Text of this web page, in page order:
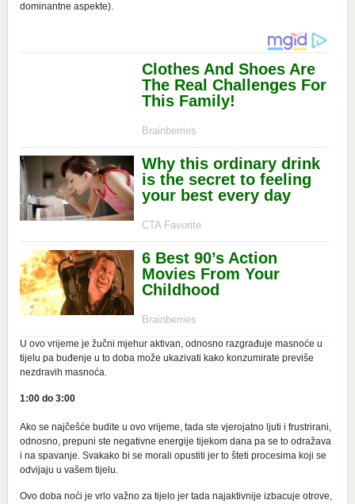
dominantne aspekte).
U ovo vrijeme je žučni mjehur aktivan, odnosno razgrađuje masnoće u
tijelu pa buđenje u to doba može ukazivati kako konzumirate previše
nezdravih masnoća.
1:00 do 3:00
Ako se najčešće budite u ovo vrijeme, tada ste vjerojatno ljuti i frustrirani,
odnosno, prepuni ste negativne energije tijekom dana pa se to odražava
i na spavanje. Svakako bi se morali opustiti jer to šteti procesima koji se
odvijaju u vašem tijelu.
Ovo doba noći je vrlo važno za tijelo jer tada najaktivnije izbacuje otrove,